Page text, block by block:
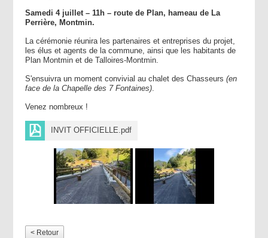
Samedi 4 juillet – 11h – route de Plan, hameau de La
Perrière, Montmin.
La cérémonie réunira les partenaires et entreprises du projet,
les élus et agents de la commune, ainsi que les habitants de
Plan Montmin et de Talloires-Montmin.
S'ensuivra un moment convivial au chalet des Chasseurs(en
face de la Chapelle des 7 Fontaines).
Venez nombreux !
INVIT OFFICIELLE.pdf
< Retour